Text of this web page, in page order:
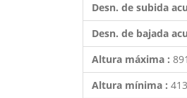
Desn. de subida
Desn. de bajada
Altura máxima :
Altura mínima :